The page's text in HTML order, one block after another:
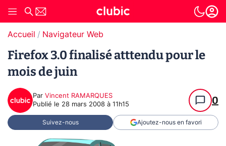
Accueil Navigateur Web
Firefox 3.0 finalisé atttendu pour le
mois de juin
Par Vincent RAMARQUES
Publié le 28 mars 2008 à 11h15 0
Suivez-nous Ajoutez-nous en favori